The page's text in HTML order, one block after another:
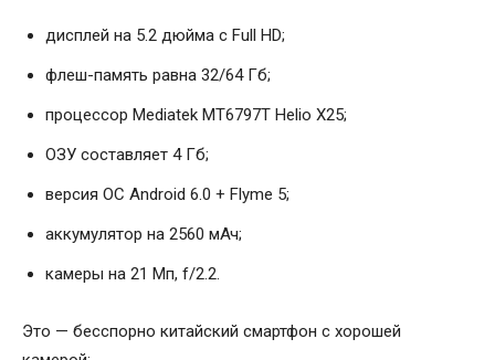
дисплей на 5.2 дюйма с Full HD;
флеш-память равна 32/64 Гб;
процессор Mediatek MT6797T Helio X25;
ОЗУ составляет 4 Гб;
версия ОС Android 6.0 + Flyme 5;
аккумулятор на 2560 мАч;
камеры на 21 Мп, f/2.2.
Это — бесспорно китайский смартфон с хорошей